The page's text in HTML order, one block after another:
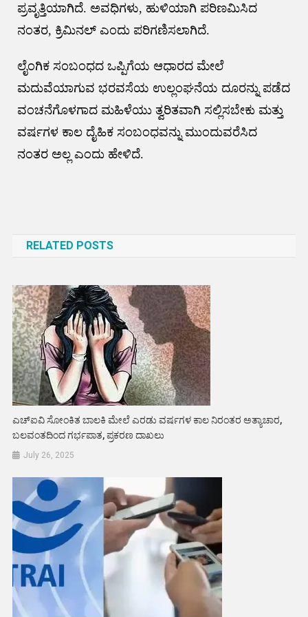
ಪ್ರವೃತ್ತಿಯಾಗಿದೆ. ಅವಧಿಗಳು, ಹುಳಿಯಾಗಿ ಪರಿಣಮಿಸಿದ
ನಂತರ, ಕ್ರಿಮಿನಲ್ ಎಂದು ಪರಿಗಣಿಸಲಾಗಿದೆ.
ಲೈಂಗಿಕ ಸಂಬಂಧದ ಒಪ್ಪಿಗೆಯ ಆಧಾರದ ಮೇಲೆ
ಮದುವೆಯಾಗುವ ಭರವಸೆಯ ಉಲ್ಲಂಘನೆಯ ದೂರನ್ನು ಪಡೆದ
ವಂಚನೆಗೊಳಗಾದ ಮಹಿಳೆಯು ತ್ವರಿತವಾಗಿ ಸಲ್ಲಿಸಬೇಕು ಮತ್ತು
ವರ್ಷಗಳ ಕಾಲ ದೈಹಿಕ ಸಂಬಂಧವನ್ನು ಮುಂದುವರೆಸಿದ
ನಂತರ ಅಲ್ಲ ಎಂದು ಹೇಳಿದೆ.
RELATED POSTS
ಎಚ್ಐವಿ ಸೋಂಕಿತ ಬಾಲಕಿ ಮೇಲೆ ಎರಡು ವರ್ಷಗಳ ಕಾಲ ನಿರಂತರ ಅತ್ಯಾಚಾರ,
ಬಲವಂತದಿಂದ ಗರ್ಭಪಾತ, ಪ್ರಕರಣ ದಾಖಲು
July 26, 2025